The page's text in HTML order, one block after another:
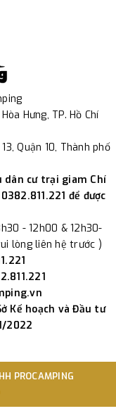
Hưng, TP. Hồ Chí
Quận 10, Thành phố
dân cư trại giam Chí
để được
- 12h00 & 12h30-
lòng liên hệ trước )
Kế hoạch và Đầu tư
2022
PROCAMPING